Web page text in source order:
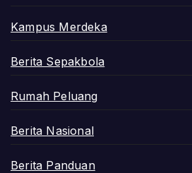
Kampus Merdeka
Berita Sepakbola
Rumah Peluang
Berita Nasional
Berita Panduan